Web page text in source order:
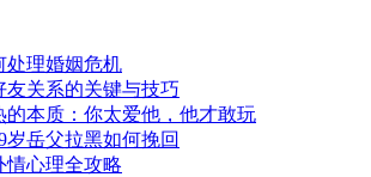
处理婚姻危机
友关系的关键与技巧
的本质：你太爱他，他才敢玩
岁岳父拉黑如何挽回
情心理全攻略